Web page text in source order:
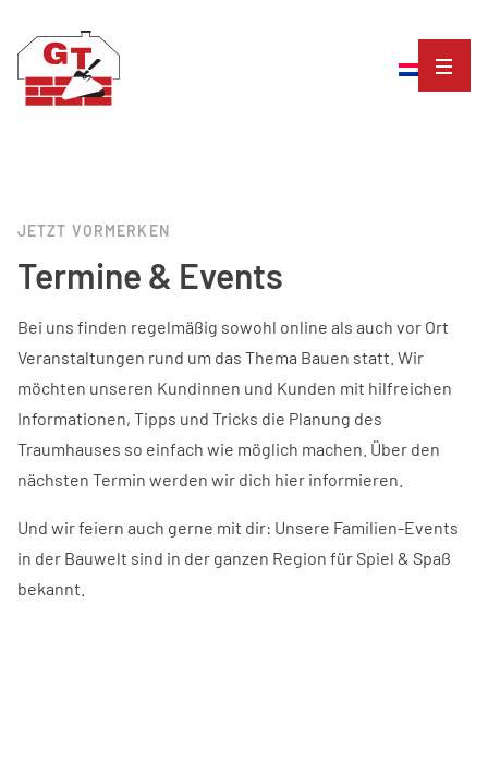
JETZT VORMERKEN
Termine & Events
Bei uns finden regelmäßig sowohl online als auch vor Ort
Veranstaltungen rund um das Thema Bauen statt. Wir
möchten unseren Kundinnen und Kunden mit hilfreichen
Informationen, Tipps und Tricks die Planung des
Traumhauses so einfach wie möglich machen. Über den
nächsten Termin werden wir dich hier informieren.
Und wir feiern auch gerne mit dir: Unsere Familien-Events
in der Bauwelt sind in der ganzen Region für Spiel & Spaß
bekannt.